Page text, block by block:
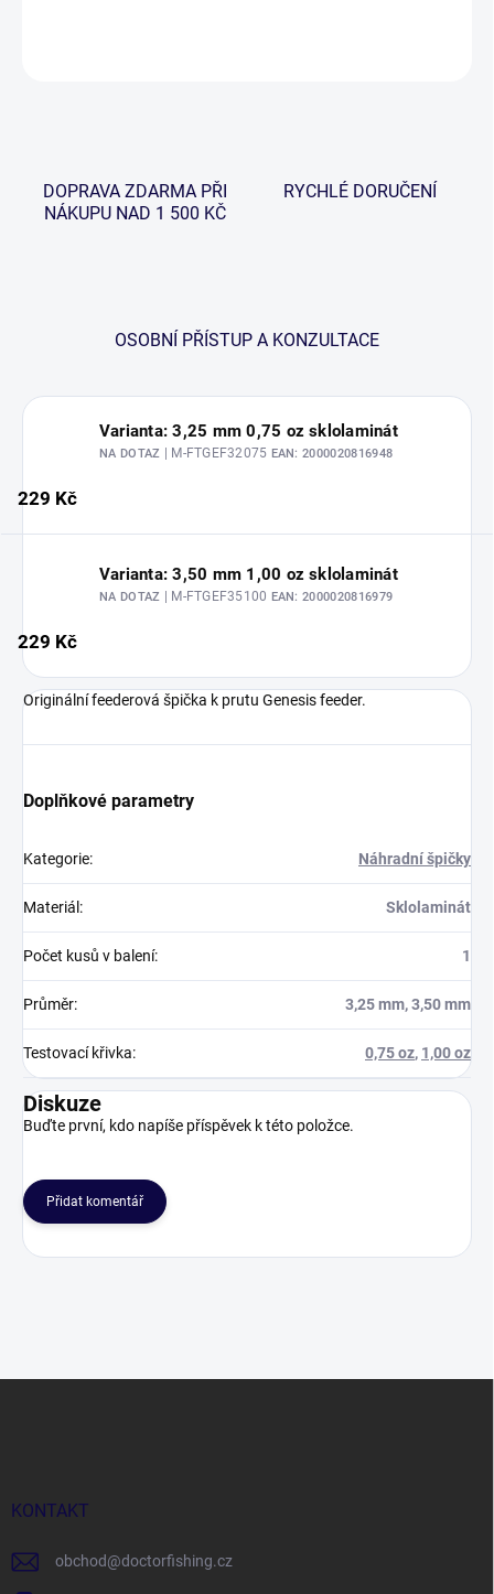
DOPRAVA ZDARMA PŘI
NÁKUPU NAD 1 500 KČ
RYCHLÉ DORUČENÍ
OSOBNÍ PŘÍSTUP A KONZULTACE
Varianta: 3,25 mm 0,75 oz sklolaminát
NA DOTAZ | M-FTGEF32075 EAN: 2000020816948
229 Kč
Varianta: 3,50 mm 1,00 oz sklolaminát
NA DOTAZ | M-FTGEF35100 EAN: 2000020816979
229 Kč
Originální feederová špička k prutu Genesis feeder.
Doplňkové parametry
Kategorie: Náhradní špičky
Materiál : Sklolaminát
Počet kusů v balení: 1
Průměr: 3,25 mm, 3,50 mm
Testovací křivka: 0,75 oz, 1,00 oz
Diskuze
Buďte první, kdo napíše příspěvek k této položce.
Přidat komentář
KONTAKT
obchod@doctorfishing.cz